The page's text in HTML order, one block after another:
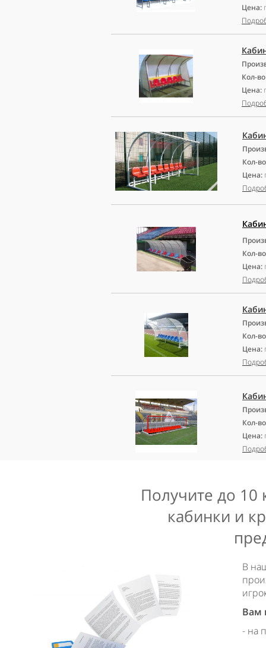
Цена:
Кол-
Цена:
Кол-
Цена:
Кол-
Цена:
Кол-
Цена:
Кол-
Цена:
Получите до
кабинки и
В
Вам
- на